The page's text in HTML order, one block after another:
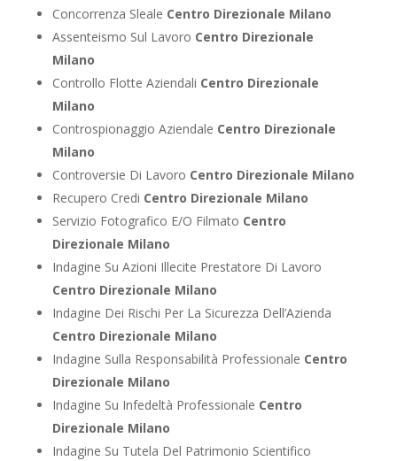
Concorrenza Sleale Centro Direzionale Milano
Assenteismo Sul Lavoro Centro Direzionale
Milano
Controllo Flotte Aziendali Centro Direzionale
Milano
Controspionaggio Aziendale Centro Direzionale
Milano
Controversie Di Lavoro Centro Direzionale Milano
Recupero Credi Centro Direzionale Milano
Servizio Fotografico E/O Filmato Centro
Direzionale Milano
Indagine Su Azioni Illecite Prestatore Di Lavoro
Centro Direzionale Milano
Indagine Dei Rischi Per La Sicurezza Dell’Azienda
Centro Direzionale Milano
Indagine Sulla Responsabilità Professionale Centro
Direzionale Milano
Indagine Su Infedeltà Professionale Centro
Direzionale Milano
Indagine Su Tutela Del Patrimonio Scientifico